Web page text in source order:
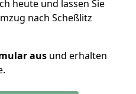
heute und lassen Sie
nach Scheßlitz
aus und erhalten